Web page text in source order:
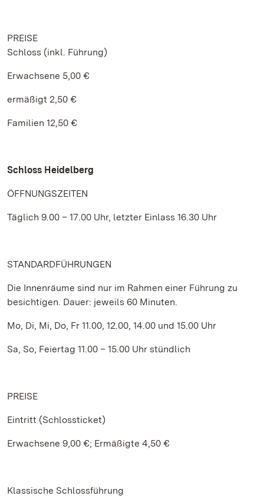
PREISE
Schloss (inkl. Führung)
Erwachsene 5,00 €
ermäßigt 2,50 €
Familien 12,50 €
Schloss Heidelberg
ÖFFNUNGSZEITEN
Täglich 9.00 – 17.00 Uhr, letzter Einlass 16.30 Uhr
STANDARDFÜHRUNGEN
Die Innenräume sind nur im Rahmen einer Führung zu
besichtigen. Dauer: jeweils 60 Minuten.
Mo, Di, Mi, Do, Fr 11.00, 12.00, 14.00 und 15.00 Uhr
Sa, So, Feiertag 11.00 – 15.00 Uhr stündlich
PREISE
Eintritt (Schlossticket)
Erwachsene 9,00 €; Ermäßigte 4,50 €
Klassische Schlossführung